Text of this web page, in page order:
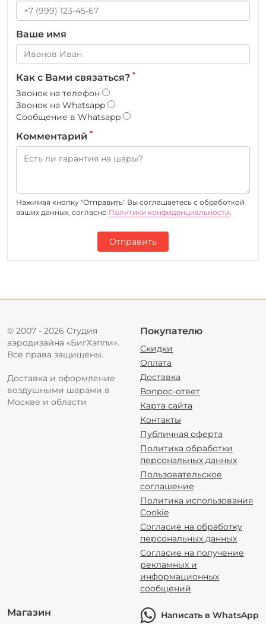
Ваше имя
Как с Вами связаться? *
Звонок на телефон
Звонок на Whatsapp
Сообщение в Whatsapp
Комментарий *
Нажимая кнопку "Отправить" Вы соглашаетесь c обработкой
ваших данных, согласно Политики конфиденциальности.
Отправить
© 2007 - 2026 Студия
аэродизайна «БигХэппи».
Все права защищены.
Доставка и оформление
воздушными шарами в
Москве и области
Покупателю
Скидки
Оплата
Доставка
Вопрос-ответ
Карта сайта
Контакты
Публичная оферта
Политика обработки
персональных данных
Пользовательское
соглашение
Политика использования
Cookie
Согласие на обработку
персональных данных
Согласие на получение
рекламных и
информационных
сообщений
Магазин
Написать в WhatsApp